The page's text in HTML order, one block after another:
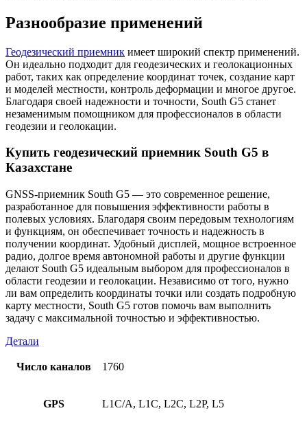
Разнообразие применений
Геодезический приемник имеет широкий спектр применений.
Он идеально подходит для геодезических и геолокационных
работ, таких как определение координат точек, создание карт
и моделей местности, контроль деформации и многое другое.
Благодаря своей надежности и точности, South G5 станет
незаменимым помощником для профессионалов в области
геодезии и геолокации.
Купить геодезический приемник South G5 в
Казахстане
GNSS-приемник South G5 — это современное решение,
разработанное для повышения эффективности работы в
полевых условиях. Благодаря своим передовым технологиям
и функциям, он обеспечивает точность и надежность в
получении координат. Удобный дисплей, мощное встроенное
радио, долгое время автономной работы и другие функции
делают South G5 идеальным выбором для профессионалов в
области геодезии и геолокации. Независимо от того, нужно
ли вам определить координаты точки или создать подробную
карту местности, South G5 готов помочь вам выполнить
задачу с максимальной точностью и эффективностью.
Детали
Число каналов 1760
GPS L1C/A, L1C, L2C, L2P, L5